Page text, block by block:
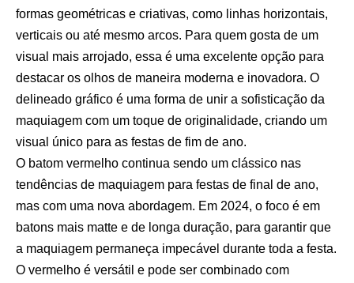
formas geométricas e criativas, como linhas horizontais,
verticais ou até mesmo arcos. Para quem gosta de um
visual mais arrojado, essa é uma excelente opção para
destacar os olhos de maneira moderna e inovadora. O
delineado gráfico é uma forma de unir a sofisticação da
maquiagem com um toque de originalidade, criando um
visual único para as festas de fim de ano.
O batom vermelho continua sendo um clássico nas
tendências de maquiagem para festas de final de ano,
mas com uma nova abordagem. Em 2024, o foco é em
batons mais matte e de longa duração, para garantir que
a maquiagem permaneça impecável durante toda a festa.
O vermelho é versátil e pode ser combinado com